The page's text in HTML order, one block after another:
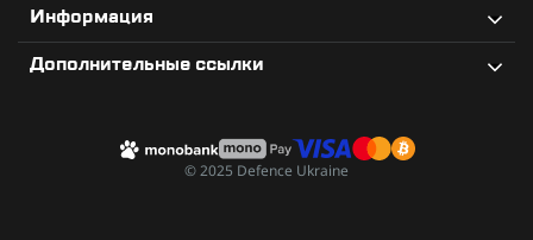
Информация
Дополнительные ссылки
© 2025 Defence Ukraine